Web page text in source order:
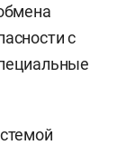
с